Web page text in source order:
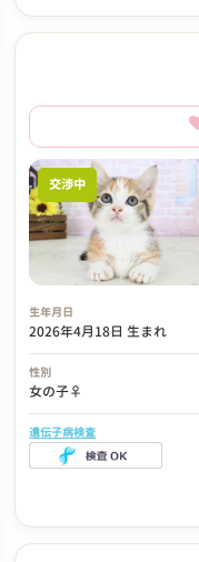
交渉中
生年月日
2026年4月18日 生まれ
性別
女の子♀
遺伝子病検査